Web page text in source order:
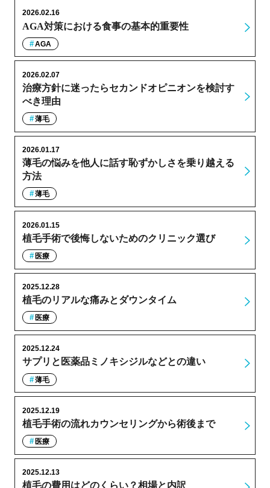
AGA対策における食事の基本的重要性
2026.02.16
AGA
治療方針に迷ったらセカンドオピニオンを検討す
べき理由
2026.02.07
薄毛
薄毛の悩みを他人に話す恥ずかしさを乗り越える
方法
2026.01.17
薄毛
植毛手術で後悔しないためのクリニック選び
2026.01.15
医療
植毛のリアルな痛みとダウンタイム
2025.12.28
医療
サプリと医薬品ミノキシジルなどとの違い
2025.12.24
薄毛
植毛手術の流れカウンセリングから術後まで
2025.12.19
医療
植毛の費用はどのくらい？相場と内訳
2025.12.13